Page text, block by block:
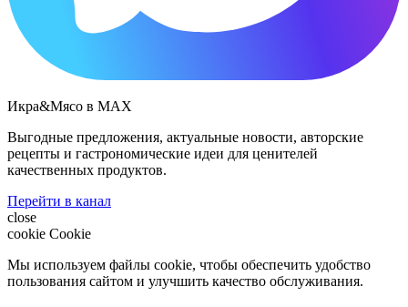
Икра&Мясо в МАХ
Выгодные предложения, актуальные новости, авторские
рецепты и гастрономические идеи для ценителей
качественных продуктов.
Перейти в канал
close
cookie Cookie
Мы используем файлы cookie, чтобы обеспечить удобство
пользования сайтом и улучшить качество обслуживания.